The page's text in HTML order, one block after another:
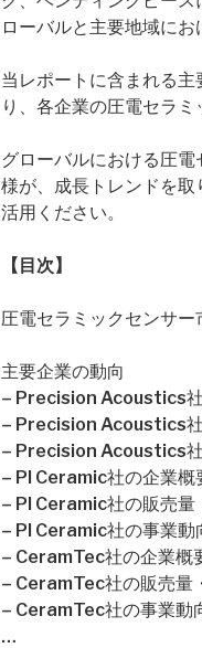
ローバルと主要地域に
当レポートに含まれる
り、各企業の圧電セラ
グローバルにおける圧
様が、成長トレンドを
活用ください。
【目次】
圧電セラミックセンサ
主要企業の動向
– Precision Acoustics
– Precision Acoustics社
– Precision Acoustics
– PI Ceramic社の企業概
– PI Ceramic社の販売量
– PI Ceramic社の事業動
– CeramTec社の企業概
– CeramTec社の販売量
– CeramTec社の事業動
…